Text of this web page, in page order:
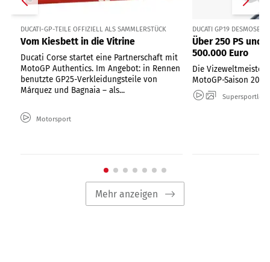
DUCATI-GP-TEILE OFFIZIELL ALS SAMMLERSTÜCK
Vom Kiesbett in die Vitrine
Ducati Corse startet eine Partnerschaft mit
MotoGP Authentics. Im Angebot: in Rennen
benutzte GP25-Verkleidungsteile von
Márquez und Bagnaia – als...
Motorsport
DUCATI GP19
Über 250 PS und
500.000 Euro
Die
MotoGP-Saison
Supersportler
Mehr anzeigen